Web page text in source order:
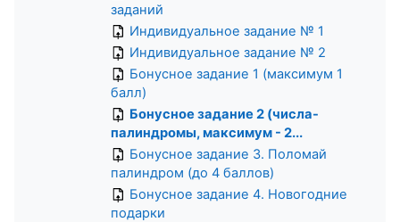
заданий
Индивидуальное задание № 1
Индивидуальное задание № 2
Бонусное задание 1 (максимум 1
балл)
Бонусное задание 2 (числа-
палиндромы, максимум - 2...
Бонусное задание 3. Поломай
палиндром (до 4 баллов)
Бонусное задание 4. Новогодние
подарки